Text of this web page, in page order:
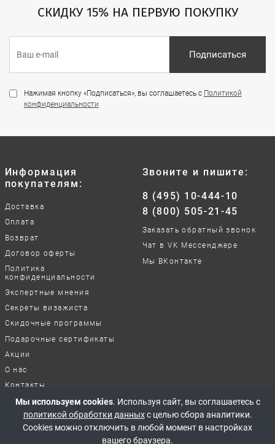
СКИДКУ 15% НА ПЕРВУЮ ПОКУПКУ
Подписаться
Нажимая кнопку «Подписаться», вы соглашаетесь с Политикой
конфиденциальности
Информация
покупателям:
Доставка
Оплата
Возврат
Договор оферты
Политика
конфиденциальности
Экспертные мнения
Секреты визажиста
Скидочные программы
Подарочные сертификаты
Акции
О нас
Контакты
Отзывы о нашей работе
Звоните и пишите:
8 (495) 10-444-10
8 (800) 505-21-45
Заказать обратный звонок
Чат в VK Мессенджере
Мы ВКонтакте
© 2017-2026 Все права защищены
Мы используем cookies. Используя сайт, вы соглашаетесь с
политикой обработки данныхс целью сбора аналитики.
Cookies можно отключить в любой момент в настройках
вашего браузера.